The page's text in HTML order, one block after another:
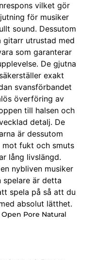
Pore Natural